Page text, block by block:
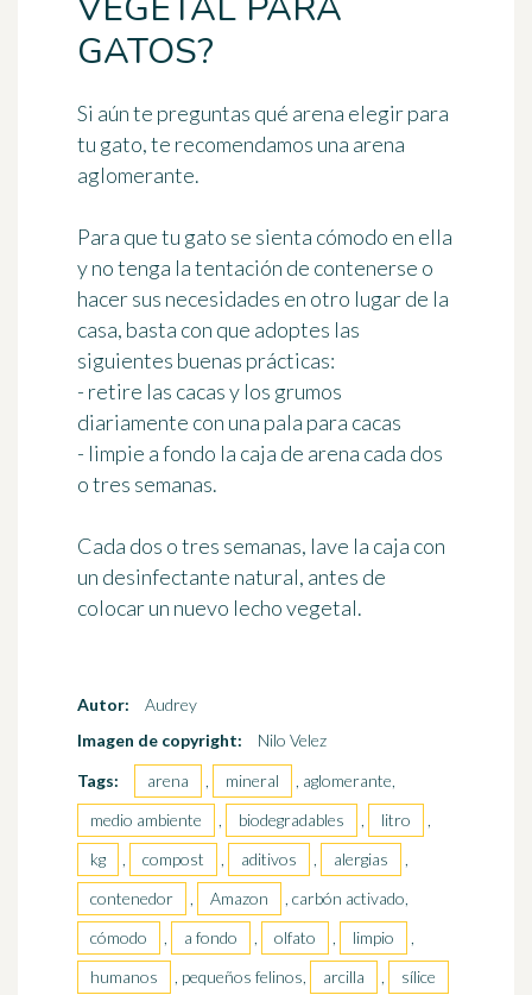
GATOS?
Si aún te preguntas qué arena elegir para
tu gato, te recomendamos una arena
aglomerante.
Para que tu gato se sienta cómodo en ella
y no tenga la tentación de contenerse o
hacer sus necesidades en otro lugar de la
casa, basta con que adoptes las
siguientes buenas prácticas:
- retire las cacas y los grumos
diariamente con una pala para cacas
- limpie a fondo la caja de arena cada dos
o tres semanas.
Cada dos o tres semanas, lave la caja con
un desinfectante natural, antes de
colocar un nuevo lecho vegetal.
Autor:
Audrey
Imagen de copyright:
Nilo Velez
Tags:
arena , mineral
, aglomerante,
medio ambiente
, biodegradables , litro
,
kg
, compost , aditivos , alergias
,
contenedor
, Amazon
, carbón activado,
cómodo
, a fondo , olfato , limpio
,
humanos
, pequeños felinos, arcilla ,
sílice